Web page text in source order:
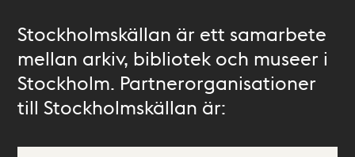
Stockholmskällan är ett samarbete
mellan arkiv, bibliotek och museer i
Stockholm. Partnerorganisationer
till Stockholmskällan är: